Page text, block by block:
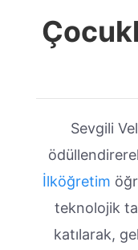
Sevgili
İlköğretim
teknolojik
katılarak,